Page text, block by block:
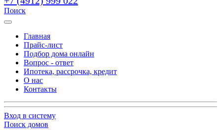
Поиск
Главная
Прайс-лист
Подбор дома онлайн
Вопрос - ответ
Ипотека, рассрочка, кредит
О нас
Контакты
Вход в систему
Поиск домов